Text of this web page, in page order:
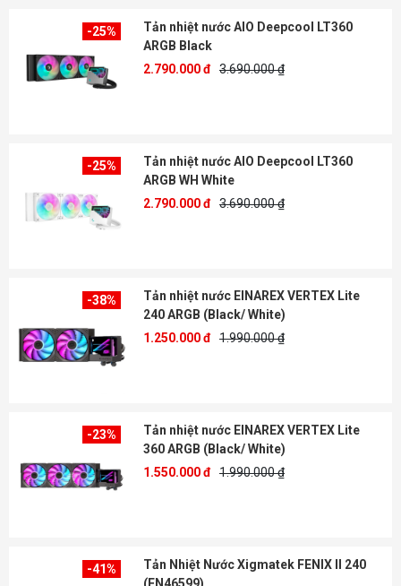
-25%
Tản nhiệt nước AIO Deepcool LT360
ARGB Black
2.790.000 đ 3.690.000 ₫
-25%
Tản nhiệt nước AIO Deepcool LT360
ARGB WH White
2.790.000 đ 3.690.000 ₫
-38%
Tản nhiệt nước EINAREX VERTEX Lite
240 ARGB (Black/ White)
1.250.000 đ 1.990.000 ₫
-23%
Tản nhiệt nước EINAREX VERTEX Lite
360 ARGB (Black/ White)
1.550.000 đ 1.990.000 ₫
-41%
Tản Nhiệt Nước Xigmatek FENIX II 240